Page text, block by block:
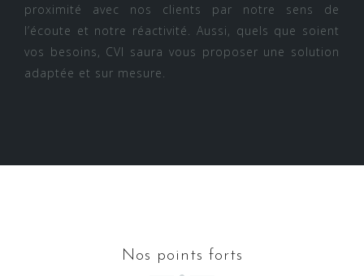
proximité avec nos clients par notre sens de
l’écoute et notre réactivité. Aussi, quels que soient
vos besoins, CVI saura vous proposer une solution
adaptée et sur mesure.
Nos points forts